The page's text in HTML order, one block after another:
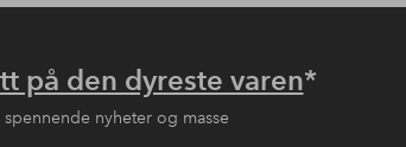
på den dyreste varen*
nyheter og masse